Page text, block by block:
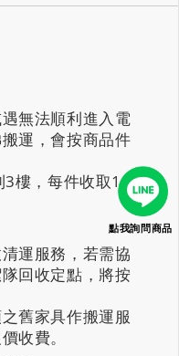
無法順利進入電
運，會按商品件
3樓，每件收取100
運服務，若需協
回收定點，將按
舊家具作搬運服
收費。
點我詢問商品